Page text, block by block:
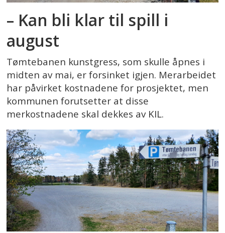
– Kan bli klar til spill i
august
Tømtebanen kunstgress, som skulle åpnes i
midten av mai, er forsinket igjen. Merarbeidet
har påvirket kostnadene for prosjektet, men
kommunen forutsetter at disse
merkostnadene skal dekkes av KIL.